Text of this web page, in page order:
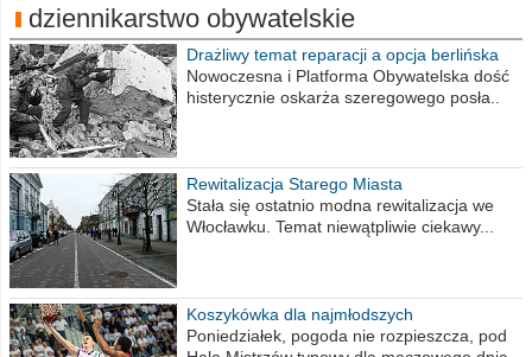
dziennikarstwo obywatelskie
Drażliwy temat reparacji a opcja berlińska
Nowoczesna i Platforma Obywatelska dość
histerycznie oskarża szeregowego posła..
Rewitalizacja Starego Miasta
Stała się ostatnio modna rewitalizacja we
Włocławku. Temat niewątpliwie ciekawy...
Koszykówka dla najmłodszych
Poniedziałek, pogoda nie rozpieszcza, pod